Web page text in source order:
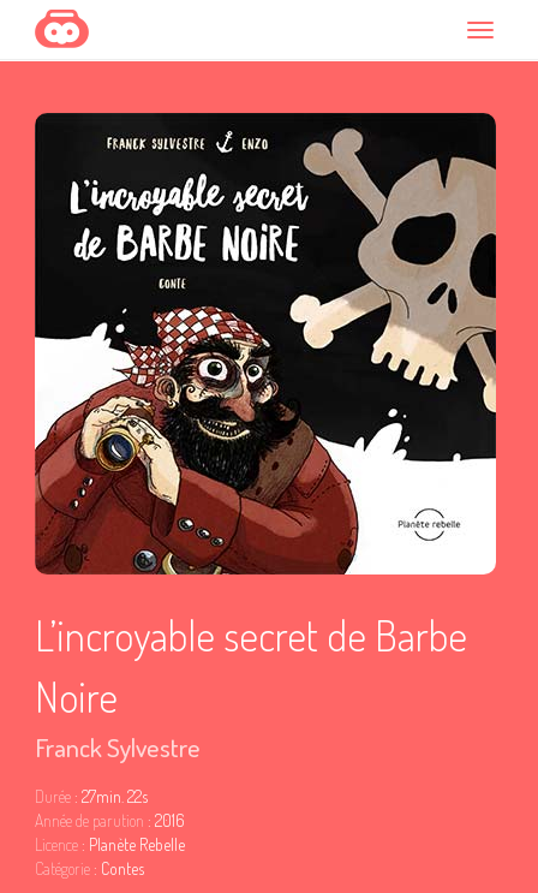
L’incroyable secret de Barbe
Noire
Franck Sylvestre
Durée : 27min. 22s
Année de parution : 2016
Licence : Planète Rebelle
Catégorie : Contes